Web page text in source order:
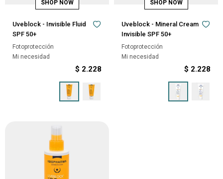
Uveblock - Invisible Fluid
SPF 50+
Fotoprotección
Mi necesidad
$ 2.228
Uveblock - Mineral Cream
Invisible SPF 50+
Fotoprotección
Mi necesidad
$ 2.228